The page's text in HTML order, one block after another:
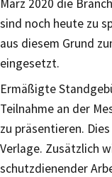
März 2020 die
sind noch heute zu
aus diesem Grund
eingesetzt.
Ermäßigte
Teilnahme an der
zu präsentieren.
Verlage. Zusätzlich
schutzdienender